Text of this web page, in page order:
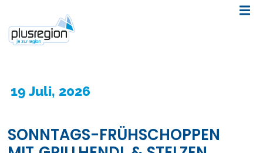
19 Juli, 2026
SONNTAGS-FRÜHSCHOPPEN